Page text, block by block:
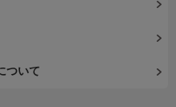
ついて